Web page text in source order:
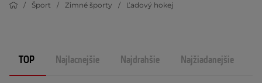
Šport Zimné športy Ľadový hokej
TOP Najlacnejšie Najdrahšie Najžiadanejšie